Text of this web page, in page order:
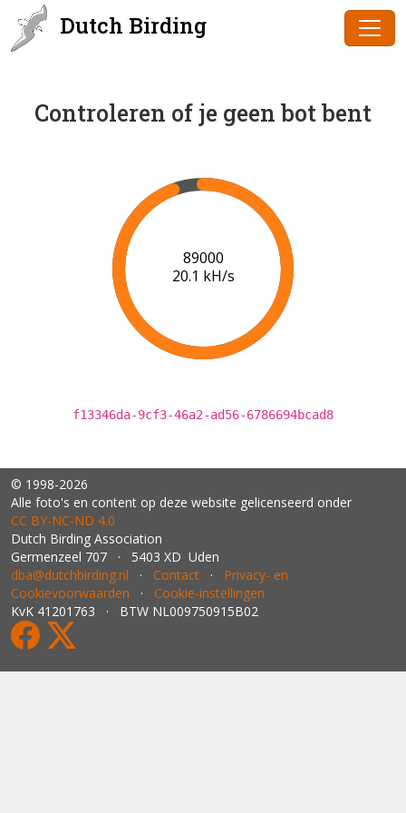
Dutch Birding
Controleren of je geen bot bent
91000
20.2 kH/s
f13346da-9cf3-46a2-ad56-6786694bcad8
© 1998-2026
Alle foto's en content op deze website gelicenseerd onder
CC BY‑NC‑ND 4.0
Dutch Birding Association
Germenzeel 707 · 5403 XD Uden
dba@dutchbirding.nl · Contact · Privacy- en
Cookievoorwaarden · Cookie-instellingen
KvK 41201763 · BTW NL009750915B02